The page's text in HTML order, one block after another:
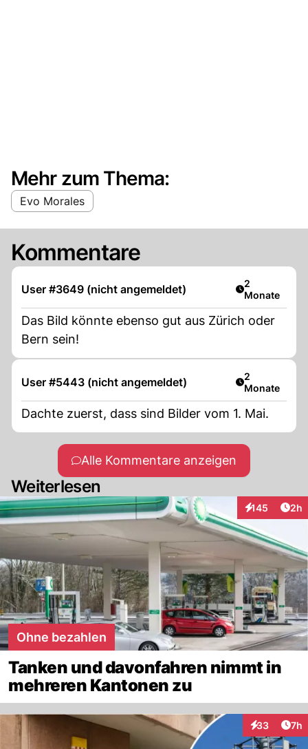
Mehr zum Thema:
Evo Morales
Kommentare
User #3649 (nicht angemeldet) Artikel
2
Monate
Das Bild könnte ebenso gut aus Zürich oder
Bern sein!
User #5443 (nicht angemeldet) Artikel
2
Monate
Dachte zuerst, dass sind Bilder vom 1. Mai.
Alle Kommentare anzeigen
Weiterlesen
145
Interaktionen
2h
Ohne bezahlen
Tanken und davonfahren nimmt in
mehreren Kantonen zu
33
Interaktionen
7h